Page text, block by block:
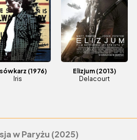
szkoły tego typu.
(1976)
Iris
Elizjum (2013)
Delacourt
w Paryżu (2025)